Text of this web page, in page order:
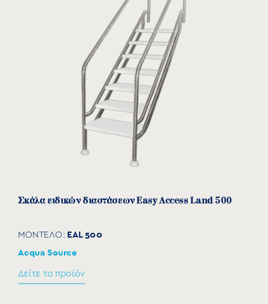
Σκάλα ειδικών διαστάσεων Easy Access Land 500
ΜΟΝΤΕΛΟ: EAL 500
Acqua Source
Δείτε το προϊόν